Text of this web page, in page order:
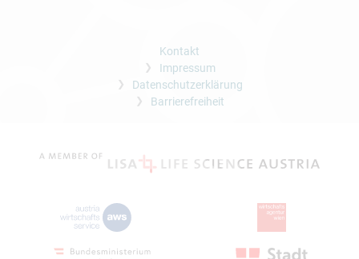
Kontakt
Impressum
Datenschutzerklärung
Barrierefreiheit